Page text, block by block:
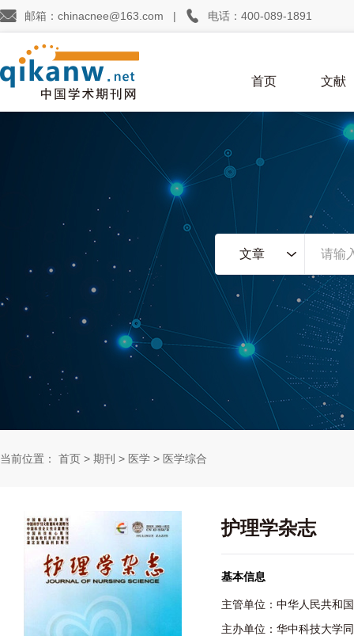
 邮箱：chinacnee@163.com |  电话：400-089-1891
首页 文献
当前位置： 首页 > 期刊 > 医学 > 医学综合
护理学杂志
基本信息
主管单位：中华人民共和
主办单位：华中科技大学